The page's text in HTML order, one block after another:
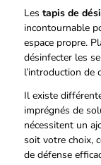
Les tapis de
incontournable
espace propre.
désinfecter les
l’introduction de
Il existe
imprégnés de
nécessitent un
soit votre choix,
de défense